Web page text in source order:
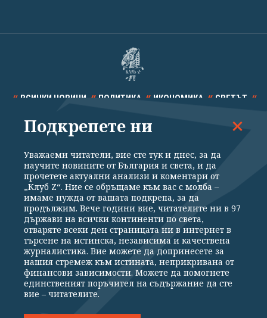
ВСИЧКИ НОВИНИ ПОЛИТИКА ИКОНОМИКА СВЕТЪТ
СПОРТ КУЛТУРА ТЕХНОЛОГИИ КАЛЕЙДОСКОП
Общи условия
Политика за поверителност
Реклама
Партньори Контакти
За Клуб Z
Екип
Подкрепете ни
Издател на www.clubz.bg е „Клуб Зебра Медия“ ЕООД, София, ул. "Алеко
Константинов" 3. Всички права запазени 2026 „Клуб Зебра Медия“
Препечатването на материали, снимки и видео от www.clubz.bg без
Подкрепете ни
Уважаеми читатели, вие сте тук и днес, за да
научите новините от България и света, и да
прочетете актуални анализи и коментари от
„Клуб Z“. Ние се обръщаме към вас с молба –
имаме нужда от вашата подкрепа, за да
продължим. Вече години вие, читателите ни в 97
държави на всички континенти по света,
отваряте всеки ден страницата ни в интернет в
търсене на истинска, независима и качествена
журналистика. Вие можете да допринесете за
нашия стремеж към истината, неприкривана от
финансови зависимости. Можете да помогнете
единственият поръчител на съдържание да сте
вие – читателите.